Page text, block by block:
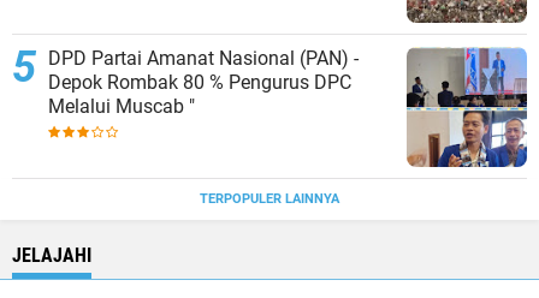
DPD Partai Amanat Nasional (PAN) -
Depok Rombak 80 % Pengurus DPC
Melalui Muscab "
TERPOPULER LAINNYA
JELAJAHI